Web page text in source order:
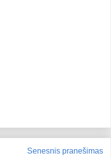
Senesnis pranešimas